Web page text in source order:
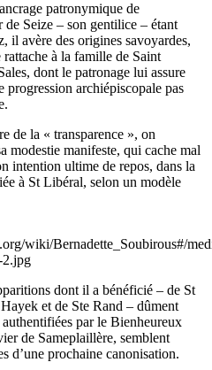
patronymique de
de Seize – son gentilice – étant
il avère des origines savoyardes,
à la famille de Saint
dont le patronage lui assure
progression archiépiscopale pas
de la « transparence », on
modestie manifeste, qui cache mal
intention ultime de repos, dans la
à St Libéral, selon un modèle
wiki/Bernadette_Soubirous#/
2.jpg
dont il a bénéficié – de St
et de Ste Rand – dûment
authentifiées par le Bienheureux
de Sameplaillère, semblent
d’une prochaine canonisation.